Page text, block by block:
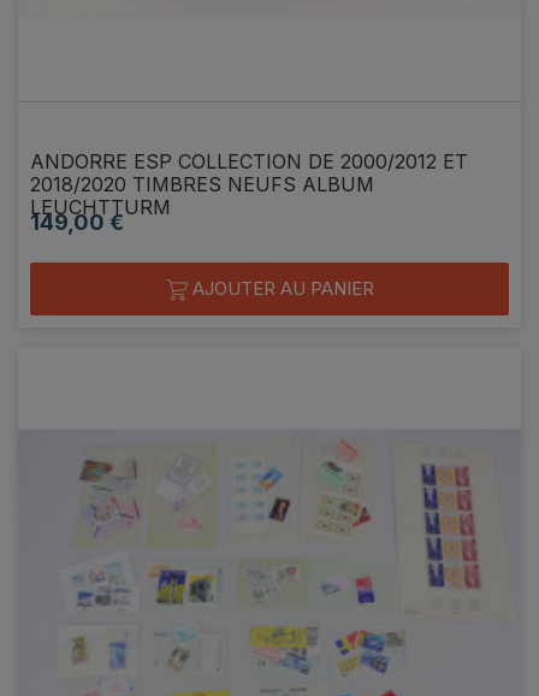
ANDORRE ESP COLLECTION DE 2000/2012 ET
2018/2020 TIMBRES NEUFS ALBUM
LEUCHTTURM
Prix
149,00 €
AJOUTER AU PANIER